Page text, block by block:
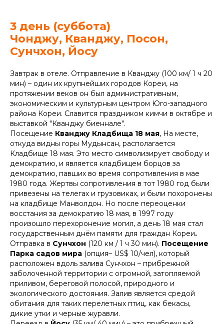
3 день (суббота)
Чонджу, Кванджу, Посон,
Сунчхон, Йосу
Завтрак в отеле. Отправление в Кванджу (100 км/ 1 ч 20
мин) – один их крупнейших городов Кореи, на
протяжении веков он был административным,
экономическим и культурным центром Юго-западного
района Кореи. Славится праздником кимчи в октябре и
выставкой "Кванджу биеннале".
Посещение Кванджу Кладбища 18 мая, На месте,
откуда видны горы Мудынсан, располагается
Кладбище 18 мая. Это место символизирует свободу и
демократию, и является кладбищем борцов за
демократию, павших во время сопротивления в мае
1980 года. Жертвы сопротивления в тот 1980 год были
привезены на телегах и грузовиках, и были похоронены
на кладбище Манволдон. Но после переоценки
восстания за демократию 18 мая, в 1997 году
произошло перехоронение могил, а день 18 мая стал
государственным днём памяти для граждан Кореи.
Отправка в Сунчхон (120 км / 1 ч 30 мин). Посещение
Парка садов мира (опция– US$ 10/чел), который
расположен вдоль залива Сунчхон – прибрежной
заболоченной территории с огромной, затопляемой
приливом, береговой полосой, природного и
экологического достояния. Залив является средой
обитания для таких перелетных птиц, как бекасы,
дикие утки и черные журавли.